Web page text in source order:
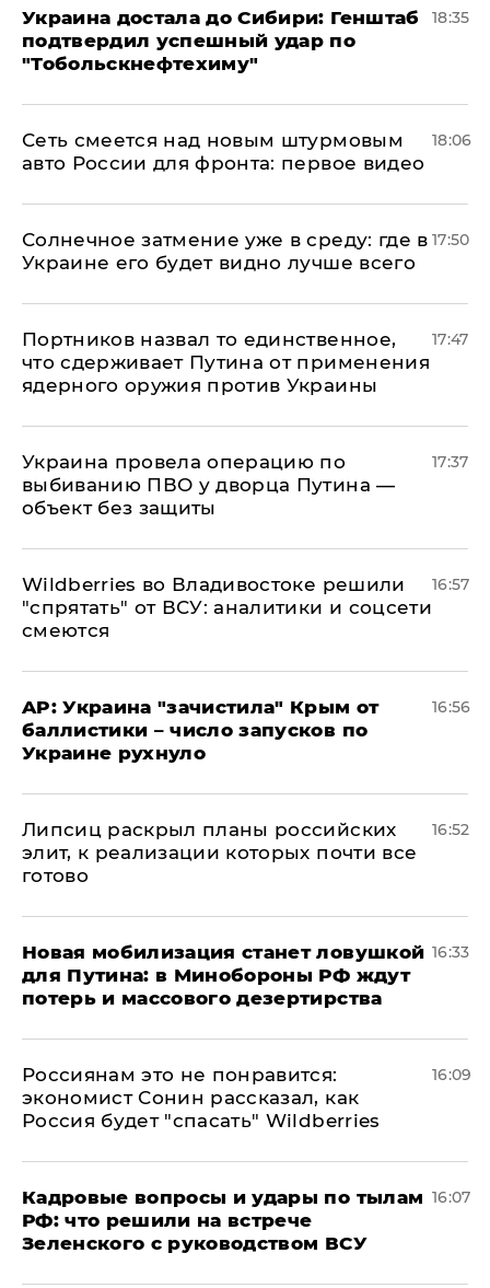
Украина достала до Сибири: Генштаб
подтвердил успешный удар по
"Тобольскнефтехиму"
18:35
Сеть смеется над новым штурмовым
авто России для фронта: первое видео
18:06
​Солнечное затмение уже в среду: где в
Украине его будет видно лучше всего
17:50
Портников назвал то единственное,
что сдерживает Путина от применения
ядерного оружия против Украины
17:47
Украина провела операцию по
выбиванию ПВО у дворца Путина —
объект без защиты
17:37
Wildberries во Владивостоке решили
"спрятать" от ВСУ: аналитики и соцсети
смеются
16:57
AP: Украина "зачистила" Крым от
баллистики – число запусков по
Украине рухнуло
16:56
Липсиц раскрыл планы российских
элит, к реализации которых почти все
готово
16:52
​Новая мобилизация станет ловушкой
для Путина: в Минобороны РФ ждут
потерь и массового дезертирства
16:33
Россиянам это не понравится:
экономист Сонин рассказал, как
Россия будет "спасать" Wildberries
16:09
Кадровые вопросы и удары по тылам
РФ: что решили на встрече
Зеленского с руководством ВСУ
16:07